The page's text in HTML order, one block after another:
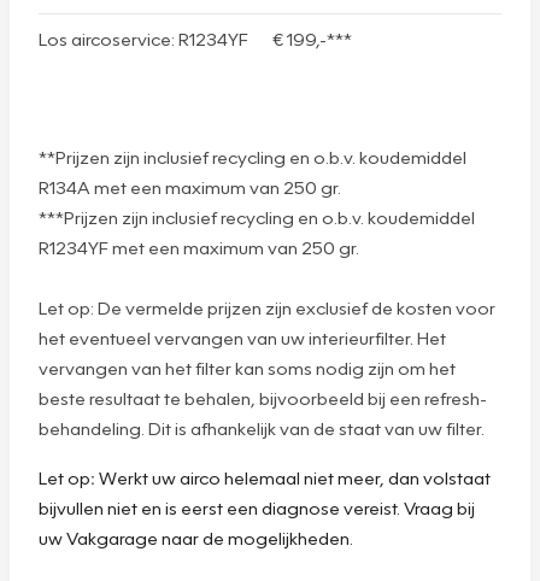
Los aircoservice: R1234YF € 199,-***
**Prijzen zijn inclusief recycling en o.b.v. koudemiddel
R134A met een maximum van 250 gr.
***Prijzen zijn inclusief recycling en o.b.v. koudemiddel
R1234YF met een maximum van 250 gr.
Let op: De vermelde prijzen zijn exclusief de kosten voor
het eventueel vervangen van uw interieurfilter. Het
vervangen van het filter kan soms nodig zijn om het
beste resultaat te behalen, bijvoorbeeld bij een refresh-
behandeling. Dit is afhankelijk van de staat van uw filter.
Let op: Werkt uw airco helemaal niet meer, dan volstaat
bijvullen niet en is eerst een diagnose vereist. Vraag bij
uw Vakgarage naar de mogelijkheden.